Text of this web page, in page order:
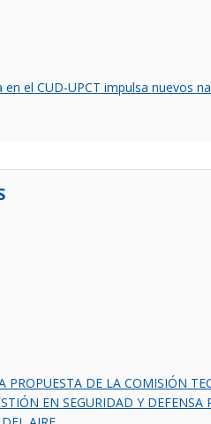
en el CUD-UPCT impulsa nuevos
PROPUESTA DE LA COMISIÓN
EN SEGURIDAD Y